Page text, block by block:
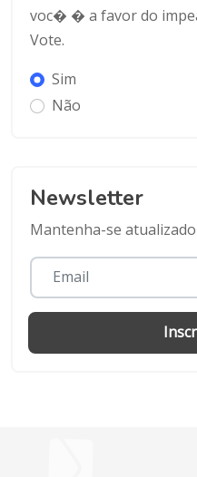
voc� � a favor do
Vote.
Sim
Não
Newsletter
Mantenha-se